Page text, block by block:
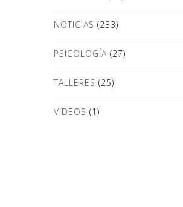
NOTICIAS (233)
PSICOLOGÍA (27)
TALLERES (25)
VIDEOS (1)